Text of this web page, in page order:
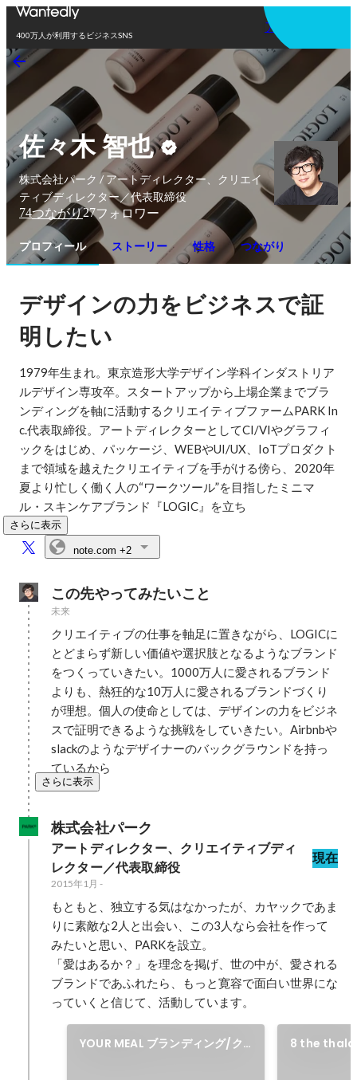
400万人が利用するビジネスSNS
アプリを使う
佐々木 智也
株式会社パーク / アートディレクター、クリエイ
ティブディレクター／代表取締役
74つながり27フォロワー
プロフィール ストーリー 性格 つながり
デザインの力をビジネスで証
明したい
1979年生まれ。東京造形大学デザイン学科インダストリア
ルデザイン専攻卒。スタートアップから上場企業までブラ
ンディングを軸に活動するクリエイティブファームPARK In
c.代表取締役。アートディレクターとしてCI/VIやグラフィ
ックをはじめ、パッケージ、WEBやUI/UX、IoTプロダクト
まで領域を越えたクリエイティブを手がける傍ら、2020年
夏より忙しく働く人の“ワークツール”を目指したミニマ
ル・スキンケアブランド『LOGIC』を立ち
さらに表示
note.com +2
この先やってみたいこと
未来
クリエイティブの仕事を軸足に置きながら、LOGICに
とどまらず新しい価値や選択肢となるようなブランド
をつくっていきたい。1000万人に愛されるブランド
よりも、熱狂的な10万人に愛されるブランドづくり
が理想。個人の使命としては、デザインの力をビジネ
スで証明できるような挑戦をしていきたい。Airbnbや
slackのようなデザイナーのバックグラウンドを持っ
ているから
さらに表示
株式会社パーク
アートディレクター、クリエイティブディ
レクター／代表取締役
現在
2015年1月 -
もともと、独立する気はなかったが、カヤックであま
りに素敵な2人と出会い、この3人なら会社を作って
みたいと思い、PARKを設立。
「愛はあるか？」を理念を掲げ、世の中が、愛される
ブランドであふれたら、もっと寛容で面白い世界にな
っていくと信じて、活動しています。
YOUR MEAL ブランディング/ク
8 the